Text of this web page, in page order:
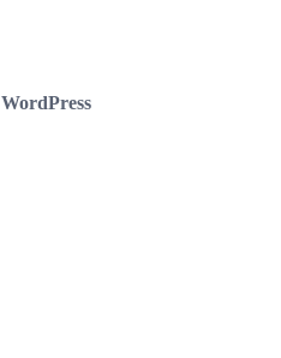
WordPress